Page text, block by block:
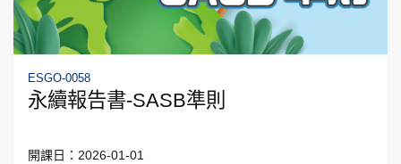
ESGO-0058
永續報告書-SASB準則
開課日：2026-01-01